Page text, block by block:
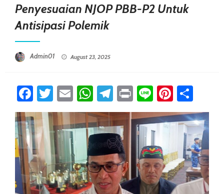
Penyesuaian NJOP PBB-P2 Untuk
Antisipasi Polemik
Admin01 August 23, 2025
Facebook
Twitter
EmailWhatsApp
Telegram
PrintLine